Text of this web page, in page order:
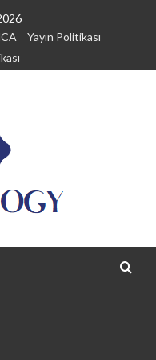
Yayın Politikası